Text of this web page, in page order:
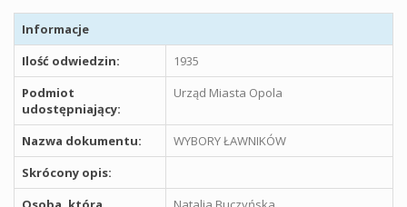
Informacje
Ilość odwiedzin:
1935
Podmiot
udostępniający:
Urząd Miasta Opola
Nazwa dokumentu:
WYBORY ŁAWNIKÓW
Skrócony opis: